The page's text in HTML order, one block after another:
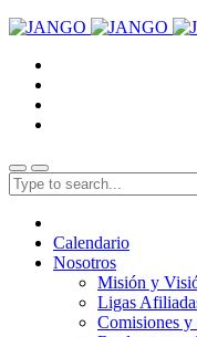
Calendario
Nosotros
Misión y
Ligas
Comisiones y